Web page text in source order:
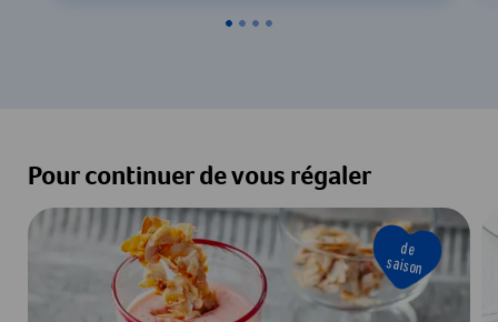
Pour continuer de vous régaler
de
saison